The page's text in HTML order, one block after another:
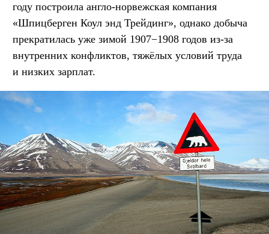
году построила англо-норвежская компания
«Шпицберген Коул энд Трейдинг», однако добыча
прекратилась уже зимой 1907−1908 годов из-за
внутренних конфликтов, тяжёлых условий труда
и низких зарплат.